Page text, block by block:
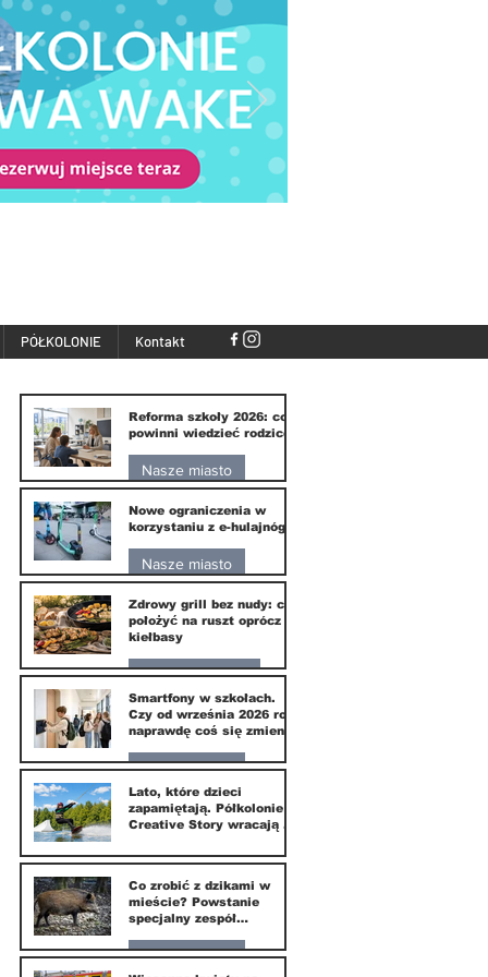
PÓŁKOLONIE Kontakt
Reforma szkoły 2026: co
powinni wiedzieć rodzice
Nasze miasto
10 lip
Nowe ograniczenia w
korzystaniu z e-hulajnóg
Nasze miasto
3 lip
Zdrowy grill bez nudy: co
położyć na ruszt oprócz
kiełbasy
Zdrowie i uroda
1 lip
Smartfony w szkołach.
Czy od września 2026 roku
naprawdę coś się zmieni?
Nasze miasto
1 lip
Lato, które dzieci
zapamiętają. Półkolonie
Creative Story wracają do
20 kwi
Co zrobić z dzikami w
mieście? Powstanie
specjalny zespół
Nasze miasto